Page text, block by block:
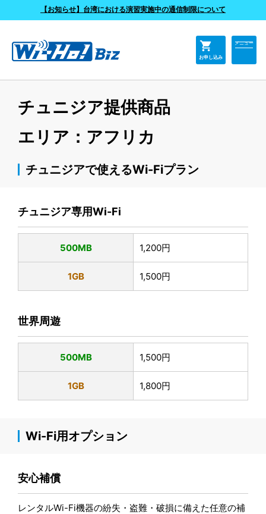
【お知らせ】台湾における演習実施中の通信制限について
shopping_cart
お申し込み
メニュー
よくあるご質問
チュニジア提供商品
エリア：アフリカ
チュニジアで使えるWi-Fiプラン
チュニジア専用Wi-Fi
500MB 1,200円
1GB 1,500円
世界周遊
500MB 1,500円
1GB 1,800円
Wi-Fi用オプション
安心補償
レンタルWi-Fi機器の紛失・盗難・破損に備えた任意の補